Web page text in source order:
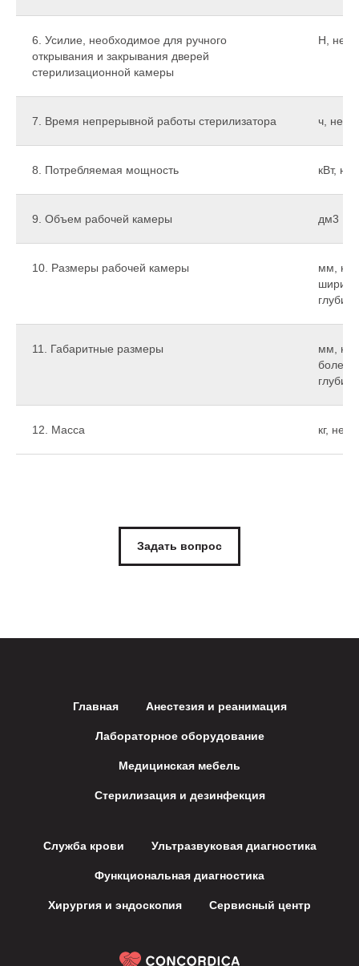
6. Усилие, необходимое для ручного
открывания и закрывания дверей
стерилизационной камеры
Н, не
7. Время непрерывной работы стерилизатора ч, не
8. Потребляемая мощность кВт, не
9. Объем рабочей камеры дм3
10. Размеры рабочей камеры
мм, не
11. Габаритные размеры
мм, не
12. Масса кг, не
Задать вопрос
Главная Анестезия и реанимация
Лабораторное оборудование
Медицинская мебель
Стерилизация и дезинфекция
Служба крови Ультразвуковая диагностика
Функциональная диагностика
Хирургия и эндоскопия Сервисный центр